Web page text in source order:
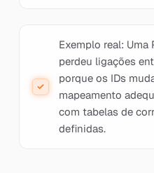
Exemplo real:
perdeu ligações
porque os IDs
mapeamento
com tabelas de
definidas.